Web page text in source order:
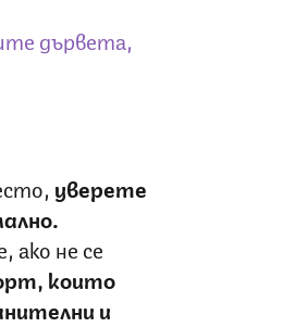
дървета,
уверете
ако не се
които
и